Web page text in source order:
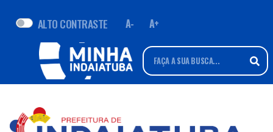
ALTO CONTRASTE A- A+